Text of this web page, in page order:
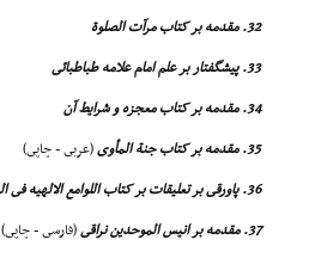
32. مقدمه بر کتاب مرآت الصلوة
33. پیشگفتار بر علم امام علامه طباطبائى
34. مقدمه بر کتاب معجزه و شرایط آن
35. مقدمه بر کتاب جنة المأوى
(عربى - چاپى)
36. پاورقى بر تعلیقات بر کتاب اللوامع الالهیه فى المباحث الکلامیه
37. مقدمه بر انیس الموحدین نراقى
(فارسى - چاپى)